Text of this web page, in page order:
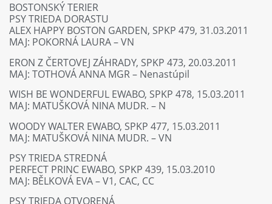
BOSTONSKÝ TERIER
PSY TRIEDA DORASTU
ALEX HAPPY BOSTON GARDEN, SPKP 479, 31.03.2011
MAJ: POKORNÁ LAURA – VN
ERON Z ČERTOVEJ ZÁHRADY, SPKP 473, 20.03.2011
MAJ: TOTHOVÁ ANNA MGR – Nenastúpil
WISH BE WONDERFUL EWABO, SPKP 478, 15.03.2011
MAJ: MATUŠKOVÁ NINA MUDR. – N
WOODY WALTER EWABO, SPKP 477, 15.03.2011
MAJ: MATUŠKOVÁ NINA MUDR. – VN
PSY TRIEDA STREDNÁ
PERFECT PRINC EWABO, SPKP 439, 15.03.2010
MAJ: BĚLKOVÁ EVA – V1, CAC, CC
PSY TRIEDA OTVORENÁ